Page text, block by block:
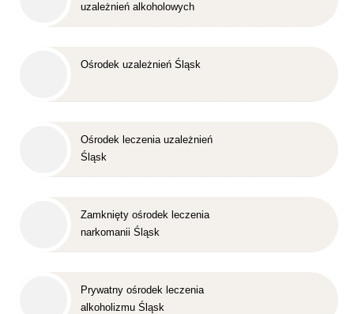
uzależnień alkoholowych
Ośrodek uzależnień Śląsk
Ośrodek leczenia uzależnień
Śląsk
Zamknięty ośrodek leczenia
narkomanii Śląsk
Prywatny ośrodek leczenia
alkoholizmu Śląsk